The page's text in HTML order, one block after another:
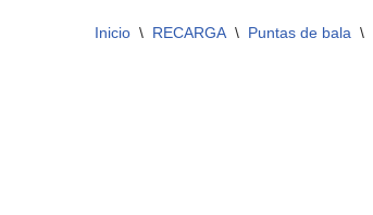
Inicio \ RECARGA \ Puntas de bala \